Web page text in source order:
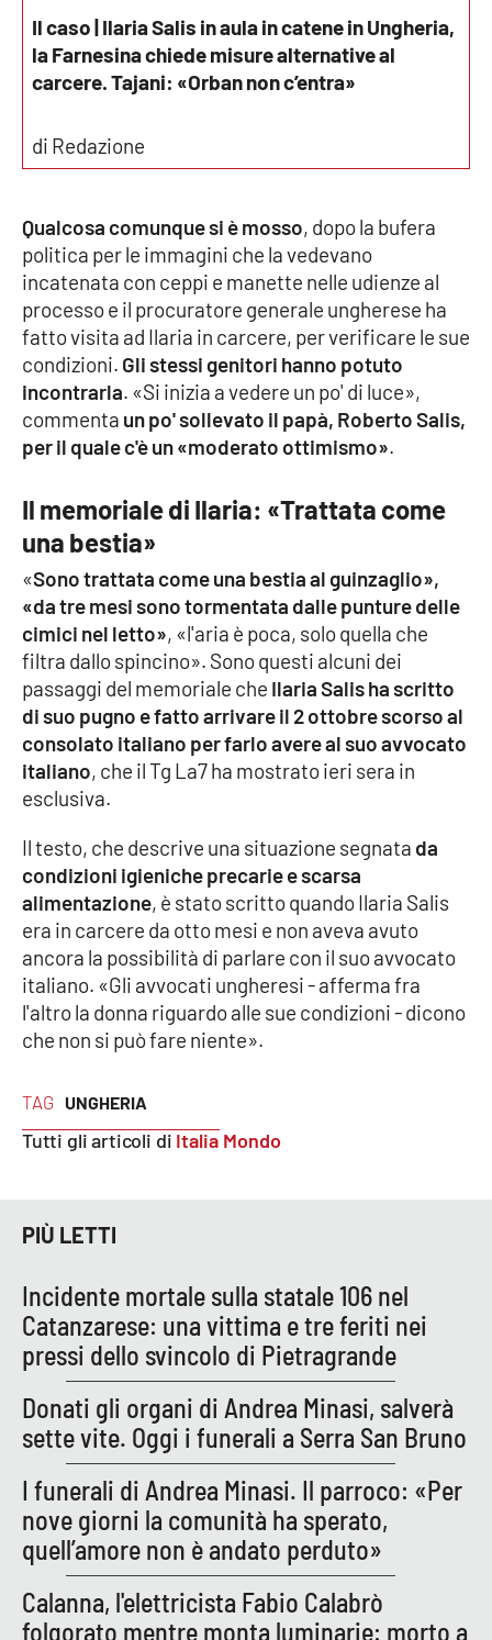
EDIZIONI
LOCALI
Catanzaro
Vibo Valentia
Reggio Calabria
Cosenza
Lamezia Terme
SPECIALI
Buona Sanità Calabria
LA
CALABRIAVISIONE
Destinazioni
Eventi
Food
Storie
LAC
NETWORK
Lacplay.it
Lactv.it
Laconair.it
Lacitymag.it
Cosenzachannel.it
Ilvibonese.it
Catanzarochannel.it
APP
Apple
TAG UNGHERIA
Tutti gli articoli di Italia Mondo
Il caso | Ilaria Salis in aula in catene in Ungheria,
la Farnesina chiede misure alternative al
carcere. Tajani: «Orban non c’entra»
di Redazione
Qualcosa comunque si è mosso, dopo la bufera
politica per le immagini che la vedevano
incatenata con ceppi e manette nelle udienze al
processo e il procuratore generale ungherese ha
fatto visita ad Ilaria in carcere, per verificare le sue
condizioni. Gli stessi genitori hanno potuto
incontrarla. «Si inizia a vedere un po' di luce»,
commenta un po' sollevato il papà, Roberto Salis,
per il quale c'è un «moderato ottimismo».
Il memoriale di Ilaria: «Trattata come
una bestia»
«Sono trattata come una bestia al guinzaglio»,
«da tre mesi sono tormentata dalle punture delle
cimici nel letto», «l'aria è poca, solo quella che
filtra dallo spincino». Sono questi alcuni dei
passaggi del memoriale che Ilaria Salis ha scritto
di suo pugno e fatto arrivare il 2 ottobre scorso al
consolato italiano per farlo avere al suo avvocato
italiano, che il Tg La7 ha mostrato ieri sera in
esclusiva.
Il testo, che descrive una situazione segnata da
condizioni igieniche precarie e scarsa
alimentazione, è stato scritto quando Ilaria Salis
era in carcere da otto mesi e non aveva avuto
ancora la possibilità di parlare con il suo avvocato
italiano. «Gli avvocati ungheresi - afferma fra
l'altro la donna riguardo alle sue condizioni - dicono
che non si può fare niente».
PIÙ LETTI
Incidente mortale sulla statale 106 nel
Catanzarese: una vittima e tre feriti nei
pressi dello svincolo di Pietragrande
Donati gli organi di Andrea Minasi, salverà
sette vite. Oggi i funerali a Serra San Bruno
I funerali di Andrea Minasi. Il parroco: «Per
nove giorni la comunità ha sperato,
quell’amore non è andato perduto»
Calanna, l'elettricista Fabio Calabrò
folgorato mentre monta luminarie: morto a